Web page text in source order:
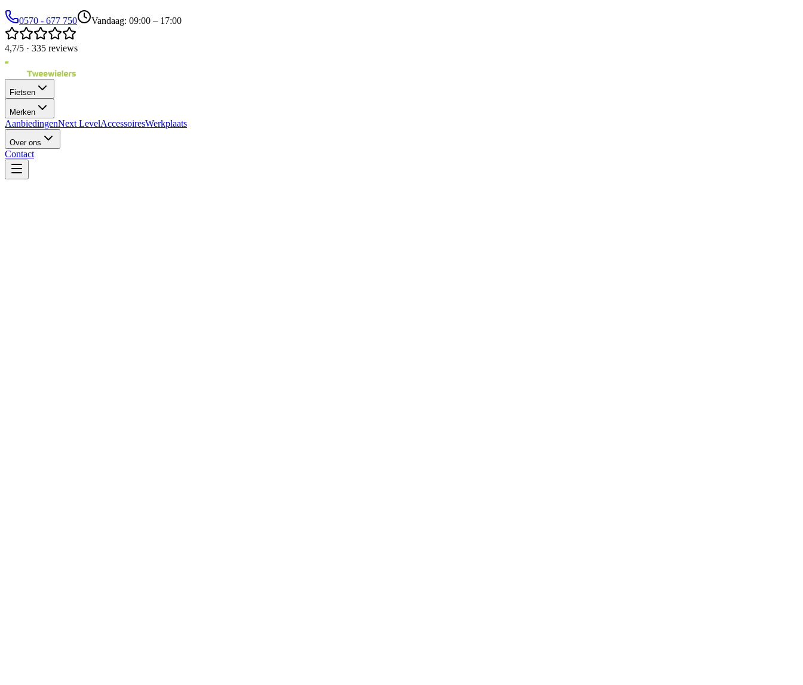
0570 - 677 750 Vandaag: 09:00 – 17:00
4,7/5 · 335 reviews
Fietsen
Merken
AanbiedingenNext LevelAccessoiresWerkplaats
Over ons
Contact